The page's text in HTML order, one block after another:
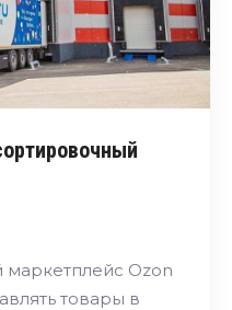
маркетплейс Ozon
товары в